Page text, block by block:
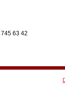
63 42